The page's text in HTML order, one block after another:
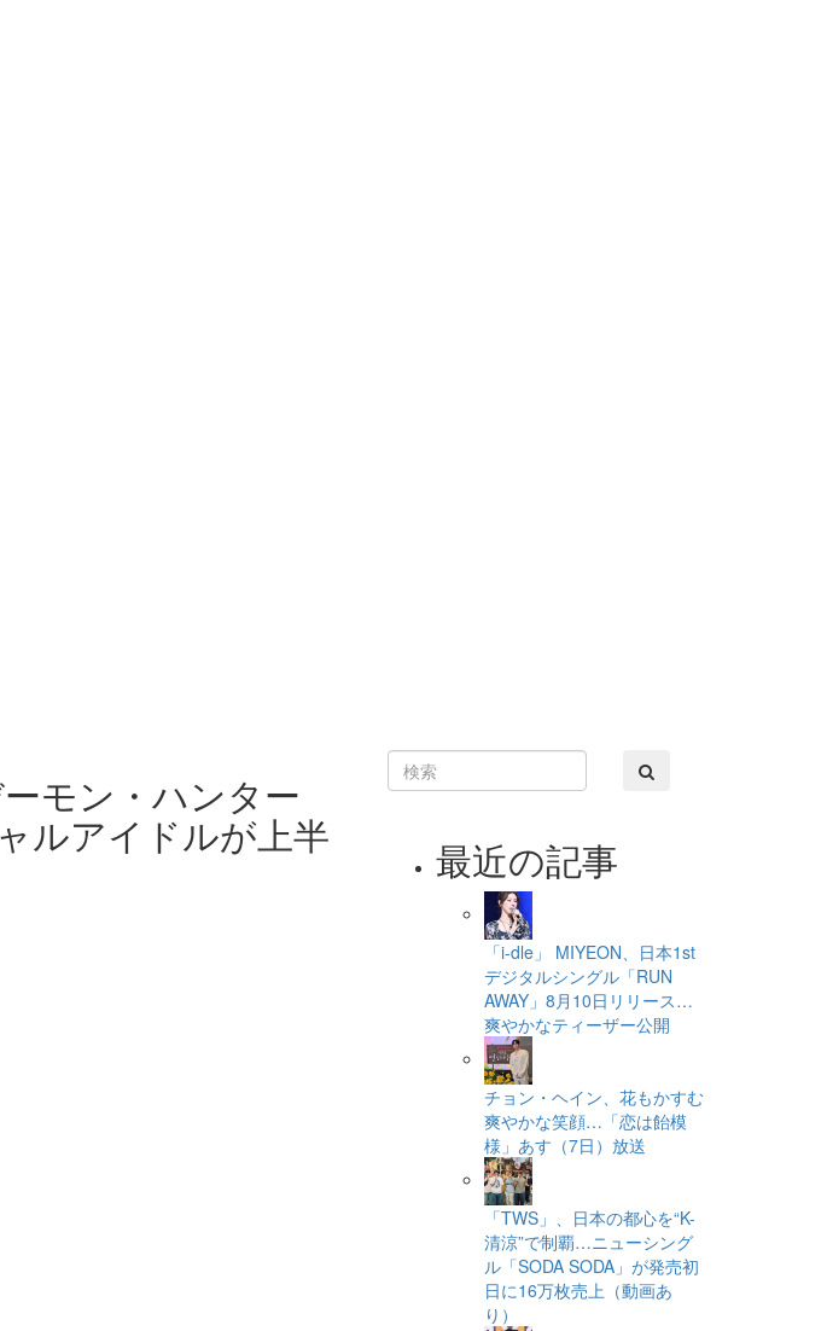
モン・ハンター
ルアイドルが上半 最近の記事
「i-dle」 MIYEON、日本1st
デジタルシングル「RUN
AWAY」8月10日リリース…
爽やかなティーザー公開
チョン・ヘイン、花もかすむ
爽やかな笑顔…「恋は飴模
様」あす（7日）放送
「TWS」、日本の都心を“K-
清涼”で制覇…ニューシング
ル「SODA SODA」が発売初
日に16万枚売上（動画あ
り）